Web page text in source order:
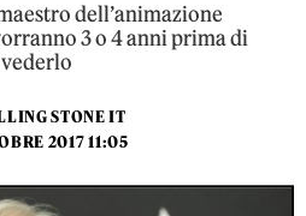
dell’animazione
3 o 4 anni prima di
vederlo
STONE IT
2017 11:05